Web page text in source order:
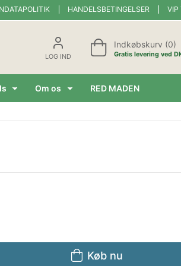
HANDELSBETINGELSER VIP
LOG IND
Indkøbskurv (0)
Gratis levering ved
Om os RED MADEN
Køb nu